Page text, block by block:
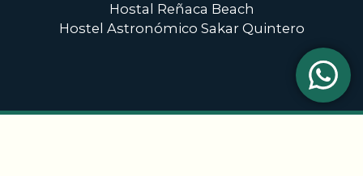
Hostal Reñaca Beach
Hostel Astronómico Sakar Quintero